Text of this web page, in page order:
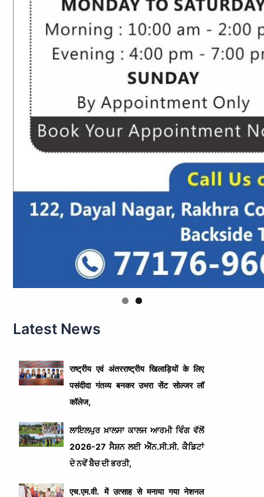
Latest News
राष्ट्रीय एवं अंतरराष्ट्रीय खिलाड़ियों के लिए
पसंदीदा गंतव्य बनकर उभरा सेंट सोल्जर लॉ
कॉलेज,
ਲਾਇਲਪੁਰ ਖ਼ਾਲਸਾ ਕਾਲਜ ਆਰਮੀ ਵਿੰਗ ਵੱਲੋਂ
2026-27 ਸੈਸ਼ਨ ਲਈ ਐੱਨ.ਸੀ.ਸੀ. ਕੈਡਿਟਾਂ
ਦੇ ਨਵੇਂ ਬੈਚ ਦੀ ਭਰਤੀ,
एच.एम.वी. में उत्साह से मनाया गया नेशनल